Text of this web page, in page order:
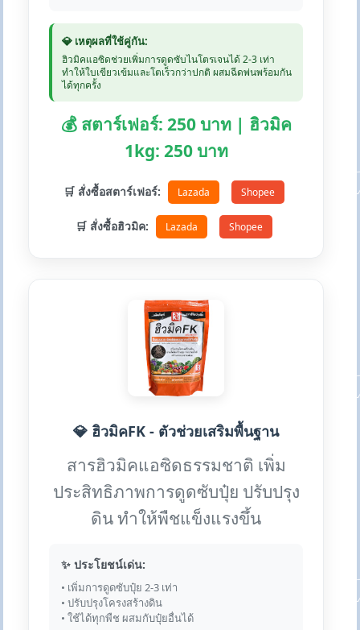
💎 เหตุผลที่ใช้คู่กัน:
ฮิวมิคแอซิดช่วยเพิ่มการดูดซับไนโตรเจนได้ 2-3 เท่า
ทำให้ใบเขียวเข้มและโตเร็วกว่าปกติ ผสมฉีดพ่นพร้อมกัน
ได้ทุกครั้ง
💰 สตาร์เฟอร์: 250 บาท | ฮิวมิค
1kg: 250 บาท
🛒 สั่งซื้อสตาร์เฟอร์: Lazada Shopee
🛒 สั่งซื้อฮิวมิค: Lazada Shopee
💎 ฮิวมิคFK - ตัวช่วยเสริมพื้นฐาน
สารฮิวมิคแอซิดธรรมชาติ เพิ่ม
ประสิทธิภาพการดูดซับปุ๋ย ปรับปรุง
ดิน ทำให้พืชแข็งแรงขึ้น
✨ ประโยชน์เด่น:
• เพิ่มการดูดซับปุ๋ย 2-3 เท่า
• ปรับปรุงโครงสร้างดิน
• ใช้ได้ทุกพืช ผสมกับปุ๋ยอื่นได้